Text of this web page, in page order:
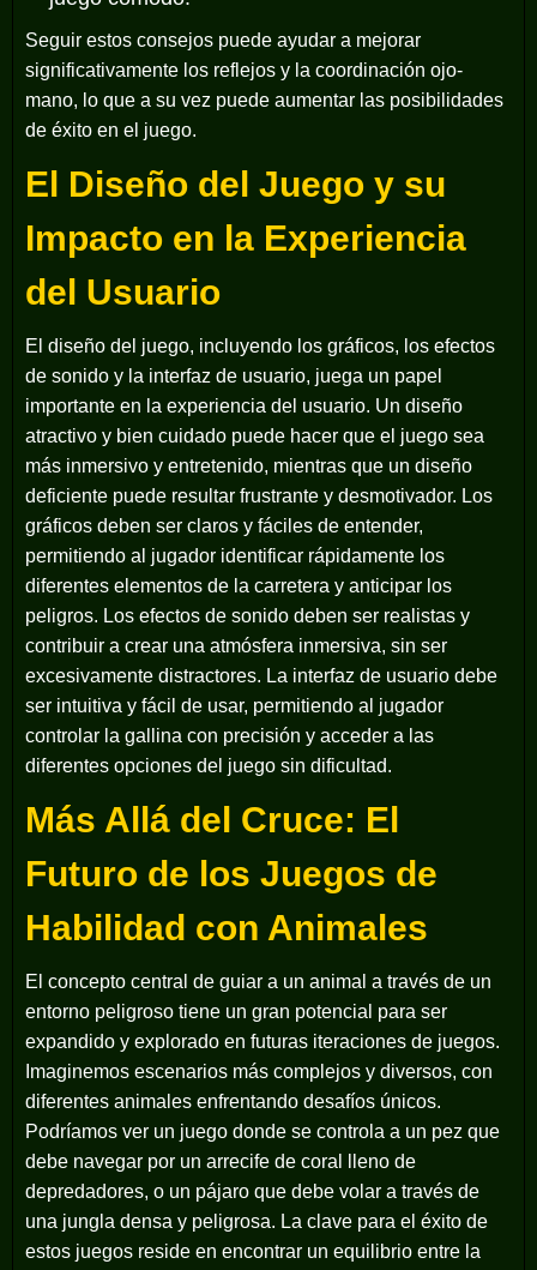
Seguir estos consejos puede ayudar a mejorar
significativamente los reflejos y la coordinación ojo-
mano, lo que a su vez puede aumentar las posibilidades
de éxito en el juego.
El Diseño del Juego y su
Impacto en la Experiencia
del Usuario
El diseño del juego, incluyendo los gráficos, los efectos
de sonido y la interfaz de usuario, juega un papel
importante en la experiencia del usuario. Un diseño
atractivo y bien cuidado puede hacer que el juego sea
más inmersivo y entretenido, mientras que un diseño
deficiente puede resultar frustrante y desmotivador. Los
gráficos deben ser claros y fáciles de entender,
permitiendo al jugador identificar rápidamente los
diferentes elementos de la carretera y anticipar los
peligros. Los efectos de sonido deben ser realistas y
contribuir a crear una atmósfera inmersiva, sin ser
excesivamente distractores. La interfaz de usuario debe
ser intuitiva y fácil de usar, permitiendo al jugador
controlar la gallina con precisión y acceder a las
diferentes opciones del juego sin dificultad.
Más Allá del Cruce: El
Futuro de los Juegos de
Habilidad con Animales
El concepto central de guiar a un animal a través de un
entorno peligroso tiene un gran potencial para ser
expandido y explorado en futuras iteraciones de juegos.
Imaginemos escenarios más complejos y diversos, con
diferentes animales enfrentando desafíos únicos.
Podríamos ver un juego donde se controla a un pez que
debe navegar por un arrecife de coral lleno de
depredadores, o un pájaro que debe volar a través de
una jungla densa y peligrosa. La clave para el éxito de
estos juegos reside en encontrar un equilibrio entre la